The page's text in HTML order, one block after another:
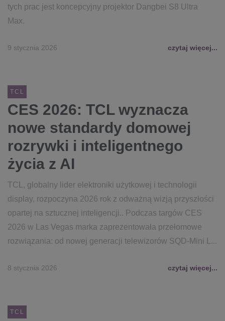
tych prac jest koncepcyjny projektor Dangbei S8 Ultra
Max.
9 stycznia 2026 czytaj więcej...
TCL
CES 2026: TCL wyznacza
nowe standardy domowej
rozrywki i inteligentnego
życia z AI
TCL, globalny lider elektroniki użytkowej i technologii
display, rozpoczyna 2026 rok z odważną wizją przyszłości
opartej na sztucznej inteligencji.. Podczas targów CES
2026 w Las Vegas marka zaprezentowała przełomowe
rozwiązania: od nowej generacji telewizorów SQD-Mini L...
8 stycznia 2026 czytaj więcej...
TCL